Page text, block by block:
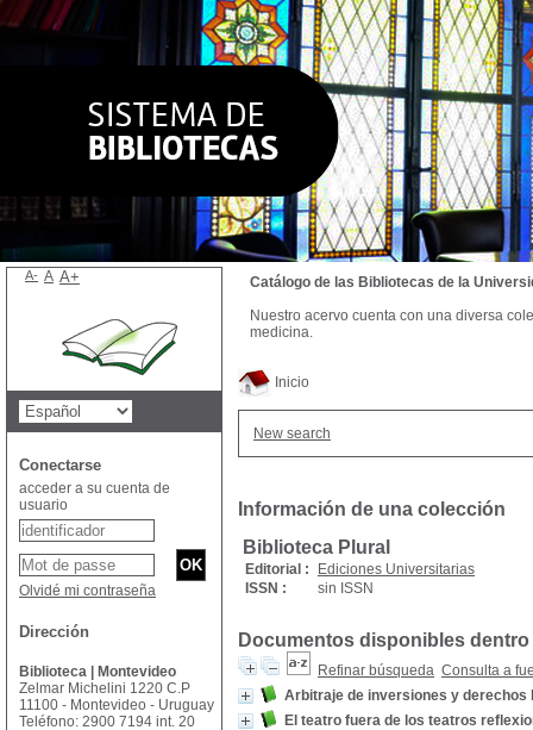
Inicio
New search
Información de una colección
Biblioteca Plural
Editorial :
Ediciones Universitarias
ISSN :
sin ISSN
Documentos disponibles
Refinar búsqueda Consulta a
Arbitraje de inversiones y derechos
El teatro fuera de los teatros
Catálogo de las Bibliotecas de la
Nuestro acervo cuenta con una diversa
medicina.
A- A A+
Conectarse
acceder a su cuenta de
usuario
Olvidé mi contraseña
Dirección
Biblioteca | Montevideo
Zelmar Michelini 1220 C.P
11100 - Montevideo - Uruguay
Teléfono: 2900 7194 int. 20